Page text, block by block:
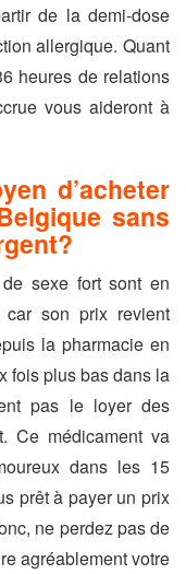
de la demi-dose
allergique. Quant
heures de relations
vous aideront à
d’acheter
sans
sexe fort sont en
car son prix revient
la pharmacie en
fois plus bas dans la
pas le loyer des
Ce médicament va
dans les 15
prêt à payer un prix
ne perdez pas de
agréablement votre